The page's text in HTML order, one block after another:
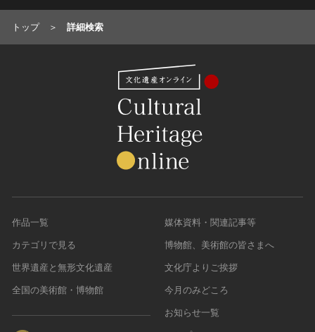
トップ 詳細検索
作品一覧
カテゴリで見る
世界遺産と無形文化遺産
全国の美術館・博物館
媒体資料・関連記事等
博物館、美術館の皆さまへ
文化庁よりご挨拶
今月のみどころ
お知らせ一覧